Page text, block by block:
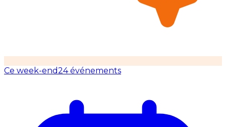
Ce week-end24 événements